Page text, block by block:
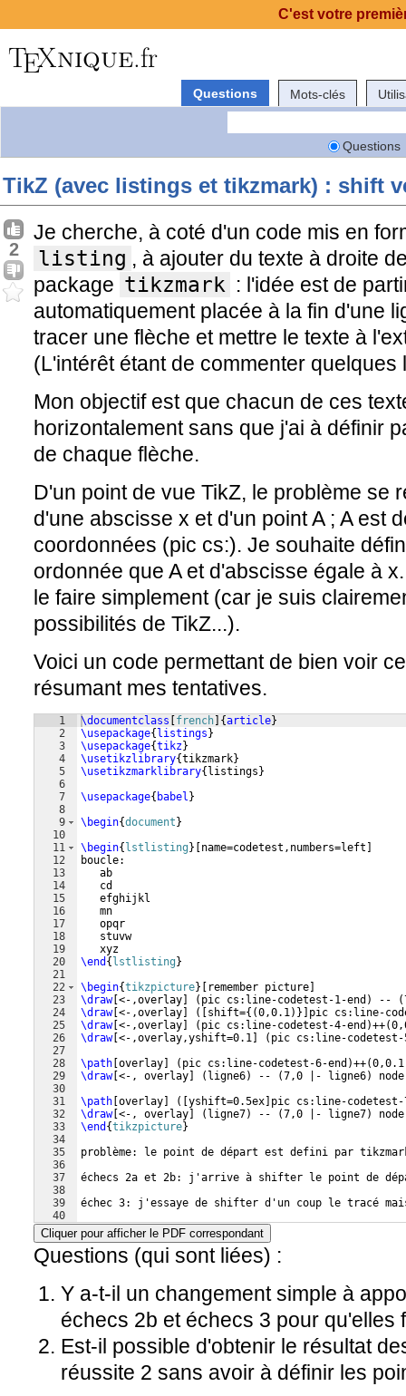
Questions Mots-clés
Questions
TikZ (avec listings et tikzmark) : shift
2
Je cherche, à coté d'un code mis en
listing , à ajouter du texte à droite
package tikzmark : l'idée est de
automatiquement placée à la fin d'une
tracer une flèche et mettre le texte à
(L'intérêt étant de commenter quelques
Mon objectif est que chacun de ces
horizontalement sans que j'ai à définir
de chaque flèche.
D'un point de vue TikZ, le problème se
d'une abscisse x et d'un point A ; A est
coordonnées (pic cs:). Je souhaite
ordonnée que A et d'abscisse égale à
le faire simplement (car je suis
possibilités de TikZ...).
Voici un code permettant de bien voir
résumant mes tentatives.
1
2
3
4
5
6
7
8
9
10
11
12
13
14
15
16
17
18
19
20
21
22
23
24
25
26
27
28
29
30
31
32
33
34
35
36
37
38
39
40
41
\documentclass french {article}
\usepackage{ listings }
\usepackage{tikz}
\usetikzlibrary{tikzmark}
\usetikzmarklibrary{ listings }
\usepackage{ babel }
\begin{document }
\begin{ lstlisting } [name=codetest,numbers=left]
boucle:
   ab
   cd
   efghijkl
   mn
   opqr
   stuvw
   xyz
\end { lstlisting }
\begin{tikzpicture} remember picture
\draw[ <-,overlay ( pic cs:line-codetest-1-end ) -- (
\draw[ <-,overlay ([ shift={(0,0.1)}] pic cs:line-
\draw[ <-,overlay ( pic cs:line-codetest-4-end )++(
\draw[ <-,overlay,yshift=0.1 ( pic cs:line-codetest-
\path overlay ( pic cs:line-codetest-6-end )++(0,0.1
\draw[ <-, overlay ( ligne6) -- (7,0 |- ligne6) node
\path overlay ([ yshift=0.5ex pic cs:line-codetest-
\draw[ <-, overlay ( ligne7) -- (7,0 |- ligne7) node
\end {tikzpicture}
problème: le point de départ est defini par
échecs 2a et 2b: j'arrive à shifter le point de
échec 3: j'essaye de shifter d'un coup le tracé
réussites 1 et 2: résultat satisfaisant mais j'ai
Cliquer pour afficher le PDF correspondant
Questions (qui sont liées) :
Y a-t-il un changement simple à
échecs 2b et échecs 3 pour qu'elles
Est-il possible d'obtenir le résultat
réussite 2 sans avoir à définir les
C'est votre